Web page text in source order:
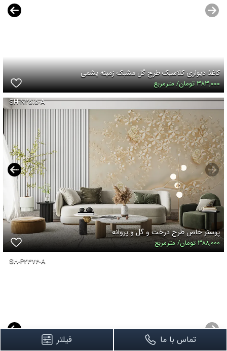
فیلتر تماس با ما
کاغذ دیواری کلاسیک طرح گل مشبک زمینه یشمی
۳۸۳,۰۰۰ تومان/ مترمربع
SH-N۲۵۱۵-A
پوستر خاص طرح درخت و گل و پروانه
۳۸۸,۰۰۰ تومان/ مترمربع
SH-P۲۳۷۴-A